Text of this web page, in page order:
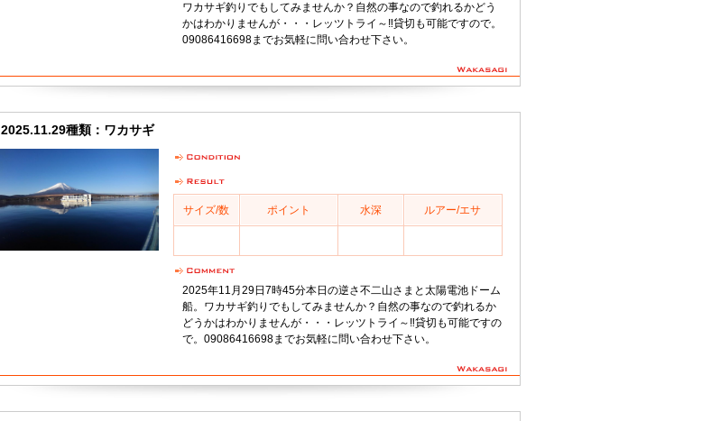
ワカサギ釣りでもしてみませんか？自然の事なので釣れるかどう
かはわかりませんが・・・レッツトライ～‼️貸切も可能ですので。
09086416698までお気軽に問い合わせ下さい。
2025.11.29種類：ワカサギ
サイズ/数 ポイント 水深 ルアー/エサ
2025年11月29日7時45分本日の逆さ不二山さまと太陽電池ドーム
船。ワカサギ釣りでもしてみませんか？自然の事なので釣れるか
どうかはわかりませんが・・・レッツトライ～‼️貸切も可能ですの
で。09086416698までお気軽に問い合わせ下さい。